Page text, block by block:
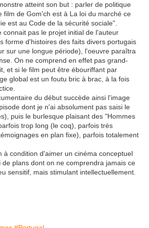
atteint son but : parler de politique
film de Gom'ch est à La loi du marché ce
est au Code de la sécurité sociale".
connait pas le projet initial de l'auteur
forme d'histoires des faits divers portugais
sur une longue période), l'oeuvre paraîtra
On ne comprend en effet pas grand-
et si le film peut être ébouriffant par
global est un foutu bric à brac, à la fois
du début succède ainsi l'image
dont je n'ai absolument pas saisi le
puis le burlesque plaisant des "Hommes
trop long (le coq), parfois très
en plan fixe), parfois totalement
à condition d'aimer un cinéma conceptuel
de plans dont on ne comprendra jamais ce
sensitif, mais stimulant intellectuellement.